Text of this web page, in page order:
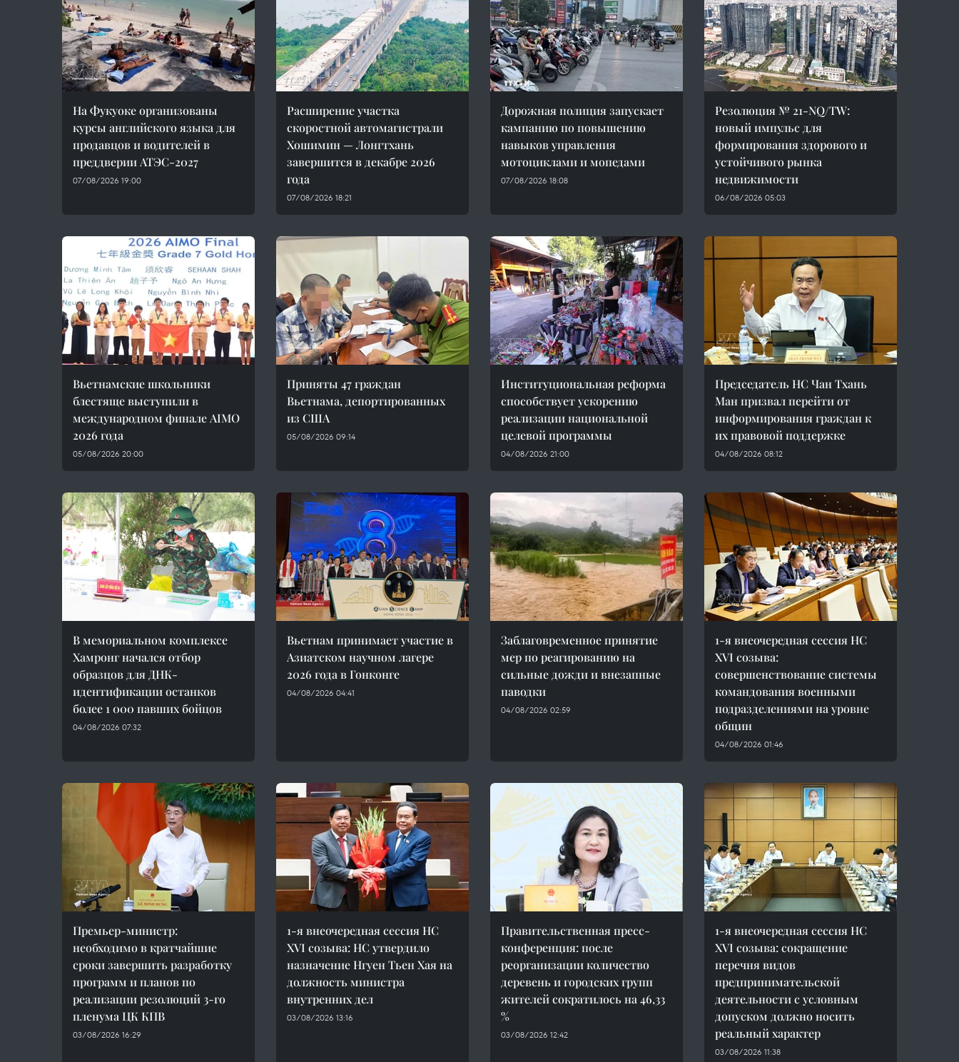
На Фукуоке организованы
курсы английского языка для
продавцов и водителей в
преддверии АТЭС-2027
07/08/2026 19:00
Расширение участка
скоростной автомагистрали
Хошимин — Лонгтхань
завершится в декабре 2026
года
07/08/2026 18:21
Дорожная полиция запускает
кампанию по повышению
навыков управления
мотоциклами и мопедами
07/08/2026 18:08
Резолюция № 21-NQ/TW:
новый импульс для
формирования здорового и
устойчивого рынка
недвижимости
06/08/2026 05:03
Вьетнамские школьники
блестяще выступили в
международном финале AIMO
2026 года
05/08/2026 20:00
Приняты 47 граждан
Вьетнама, депортированных
из США
05/08/2026 09:14
Институциональная реформа
способствует ускорению
реализации национальной
целевой программы
04/08/2026 21:00
Председатель НС Чан Тхань
Ман призвал перейти от
информирования граждан к
их правовой поддержке
04/08/2026 08:12
В мемориальном комплексе
Хамронг начался отбор
образцов для ДНК-
идентификации останков
более 1 000 павших бойцов
04/08/2026 07:32
Вьетнам принимает участие в
Азиатском научном лагере
2026 года в Гонконге
04/08/2026 04:41
Заблаговременное принятие
мер по реагированию на
сильные дожди и внезапные
паводки
04/08/2026 02:59
1-я внеочередная сессия НС
XVI созыва:
совершенствование системы
командования военными
подразделениями на уровне
общин
04/08/2026 01:46
Премьер-министр:
необходимо в кратчайшие
сроки завершить разработку
программ и планов по
реализации резолюций 3-го
пленума ЦК КПВ
03/08/2026 16:29
1-я внеочередная сессия НС
XVI созыва: НС утвердило
назначение Нгуен Тьен Хая на
должность министра
внутренних дел
03/08/2026 13:16
Правительственная пресс-
конференция: после
реорганизации количество
деревень и городских групп
жителей сократилось на 46,33
%
03/08/2026 12:42
1-я внеочередная сессия НС
XVI созыва: сокращение
перечня видов
предпринимательской
деятельности с условным
допуском должно носить
реальный характер
03/08/2026 11:38